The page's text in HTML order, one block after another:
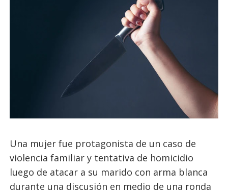
Una mujer fue protagonista de un caso de
violencia familiar y tentativa de homicidio
luego de atacar a su marido con arma blanca
durante una discusión en medio de una ronda